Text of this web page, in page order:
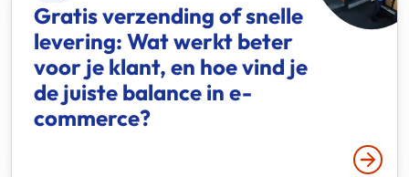
Gratis verzending of snelle
levering: Wat werkt beter
voor je klant, en hoe vind je
de juiste balance in e-
commerce?
Lees